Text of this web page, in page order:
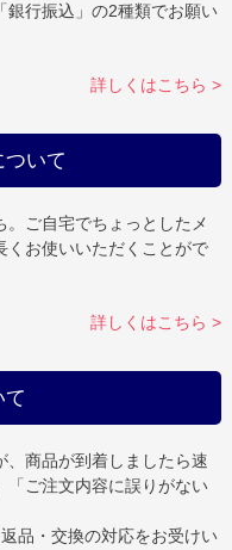
銀行振込」の2種類でお願い
詳しくはこちら >
ついて
ご自宅でちょっとしたメ
くお使いいただくことがで
詳しくはこちら >
て
、商品が到着しましたら速
「ご注文内容に誤りがない
品・交換の対応をお受けい